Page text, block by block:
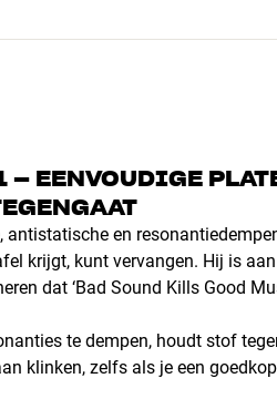
– EENVOUDIGE
antistatische en
krijgt, kunt vervangen. Hij is
dat ‘Bad Sound Kills Good
te dempen, houdt stof
klinken, zelfs als je een